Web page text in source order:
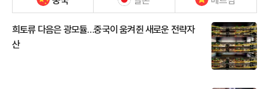
희토류 다음은 광모듈…중국이 움켜쥔 새로운 전략자
산